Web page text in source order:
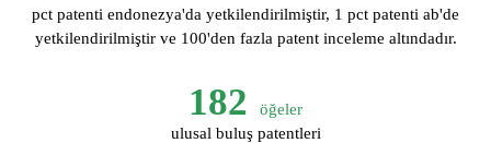
pct patenti endonezya'da yetkilendirilmiştir, 1 pct patenti ab'de
yetkilendirilmiştir ve 100'den fazla patent inceleme altındadır.
182
öğeler
ulusal buluş patentleri